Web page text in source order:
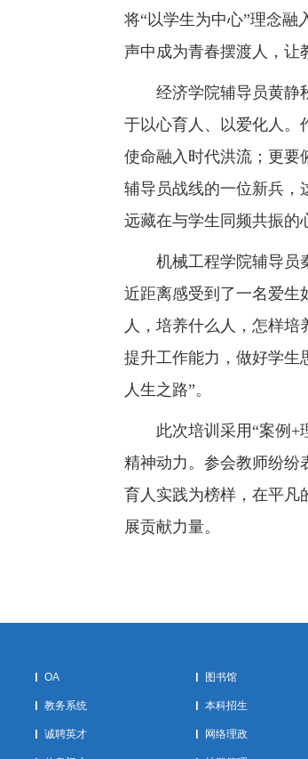
将“以学生为中心”理念融
声中成为青春摆渡人，让
经济学院辅导员黄静
于以心育人、以爱化人。
使命融入时代洪流；更要
辅导员战线的一位新兵，
远藏在与学生同频共振的
机械工程学院辅导员
近距离感受到了一名爱生
人，培养什么人，怎样
提升工作能力，做好学生
人生之路”。
此次培训采用“案例+
精神动力。参会教师纷纷
育人实践为榜样，在平凡
展贡献力量。
OA 图书馆
教务系统 本科招生
诚聘英才 网络理政